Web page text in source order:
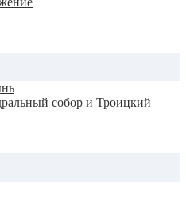
собор и Троицкий